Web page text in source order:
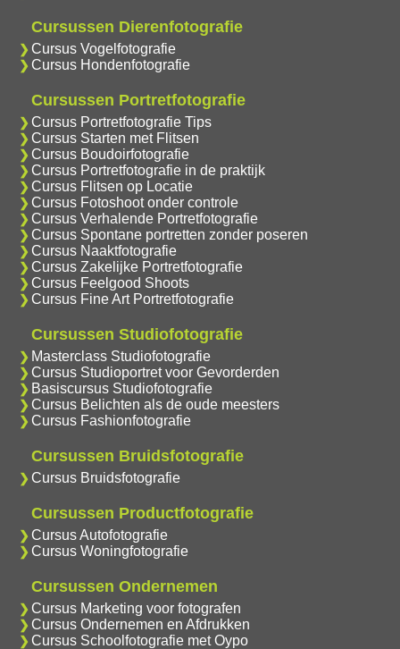
Cursussen Dierenfotografie
Cursus Vogelfotografie
Cursus Hondenfotografie
Cursussen Portretfotografie
Cursus Portretfotografie Tips
Cursus Starten met Flitsen
Cursus Boudoirfotografie
Cursus Portretfotografie in de praktijk
Cursus Flitsen op Locatie
Cursus Fotoshoot onder controle
Cursus Verhalende Portretfotografie
Cursus Spontane portretten zonder poseren
Cursus Naaktfotografie
Cursus Zakelijke Portretfotografie
Cursus Feelgood Shoots
Cursus Fine Art Portretfotografie
Cursussen Studiofotografie
Masterclass Studiofotografie
Cursus Studioportret voor Gevorderden
Basiscursus Studiofotografie
Cursus Belichten als de oude meesters
Cursus Fashionfotografie
Cursussen Bruidsfotografie
Cursus Bruidsfotografie
Cursussen Productfotografie
Cursus Autofotografie
Cursus Woningfotografie
Cursussen Ondernemen
Cursus Marketing voor fotografen
Cursus Ondernemen en Afdrukken
Cursus Schoolfotografie met Oypo